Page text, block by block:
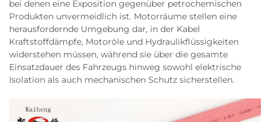
bei denen eine Exposition gegenüber petrochemischen
Produkten unvermeidlich ist. Motorräume stellen eine
herausfordernde Umgebung dar, in der Kabel
Kraftstoffdämpfe, Motoröle und Hydraulikflüssigkeiten
widerstehen müssen, während sie über die gesamte
Einsatzdauer des Fahrzeugs hinweg sowohl elektrische
Isolation als auch mechanischen Schutz sicherstellen.